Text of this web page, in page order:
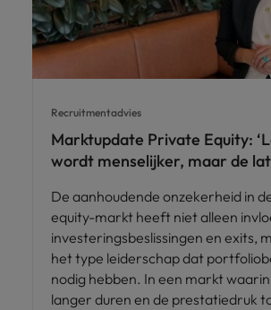
Recruitmentadvies
Marktupdate Private Equity:
wordt menselijker, maar de
De aanhoudende onzekerheid in
equity-markt heeft niet alleen
investeringsbeslissingen en exits,
het type leiderschap dat
nodig hebben. In een markt
langer duren en de prestatiedruk